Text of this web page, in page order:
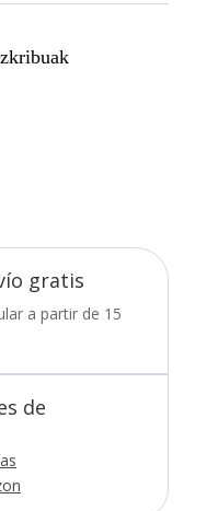
gratis
a partir de 15
de